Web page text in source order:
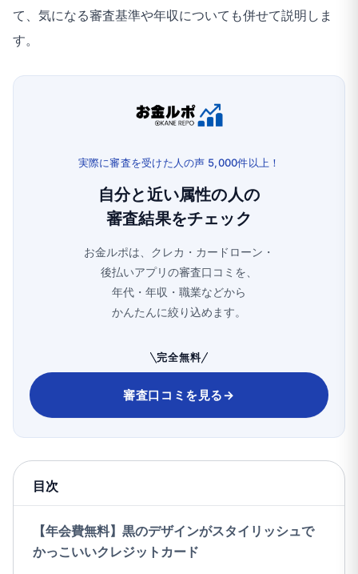
て、気になる審査基準や年収についても併せて説明しま
す。
実際に審査を受けた人の声 5,000件以上！
自分と近い属性の人の
審査結果をチェック
お金ルポは、クレカ・カードローン・
後払いアプリの審査口コミを、
年代・年収・職業などから
かんたんに絞り込めます。
完全無料
審査口コミを見る→
目次
【年会費無料】黒のデザインがスタイリッシュで
かっこいいクレジットカード